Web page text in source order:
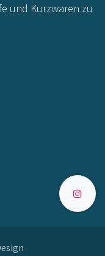
und Kurzwaren zu